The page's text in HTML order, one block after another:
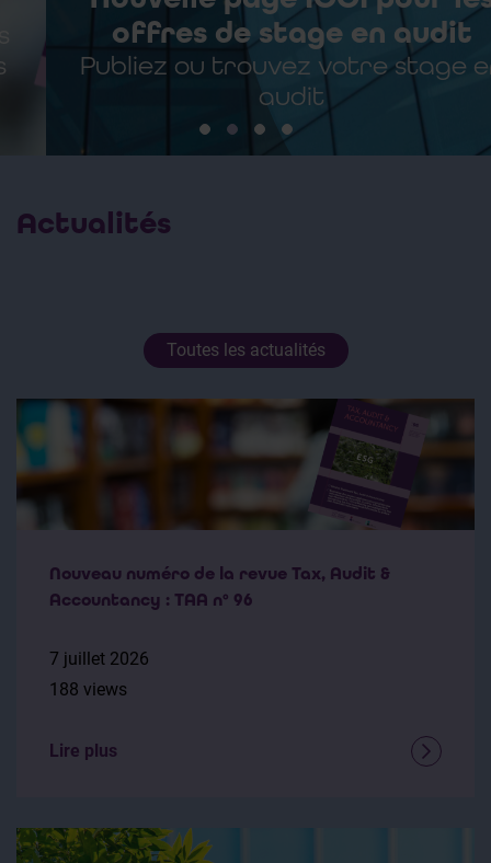
offres de stage en audit
Publiez ou trouvez votre stage en
audit
Actualités
Toutes les actualités
Nouveau numéro de la revue Tax, Audit &
Accountancy : TAA n° 96
7 juillet 2026
188 views
Lire plus